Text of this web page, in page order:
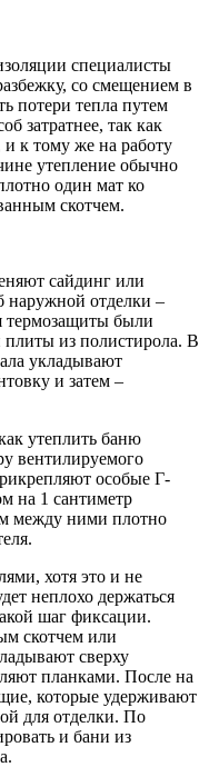
специалисты
со смещением в
потери тепла путем
затратнее, так как
и к тому же на работу
утепление обычно
один мат ко
скотчем.
сайдинг или
наружной отделки –
термозащиты были
из полистирола. В
укладывают
и затем –
утеплить баню
вентилируемого
особые Г-
на 1 сантиметр
между ними плотно
хотя это и не
неплохо держаться
шаг фиксации.
скотчем или
сверху
планками. После на
которые удерживают
для отделки. По
и бани из